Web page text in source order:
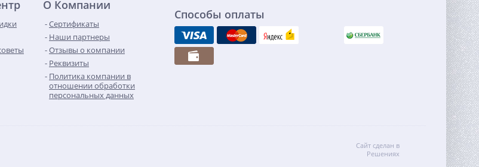
О Компании
Сертификаты
Наши партнеры
Отзывы о компании
Реквизиты
Политика компании в
отношении обработки
персональных данных
Способы оплаты
Сайт сделан в
Решениях